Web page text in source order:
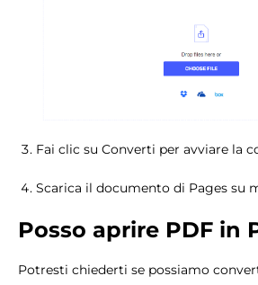
Fai clic su Converti per avviare la
Scarica il documento di Pages su
Posso aprire PDF in
Potresti chiederti se possiamo